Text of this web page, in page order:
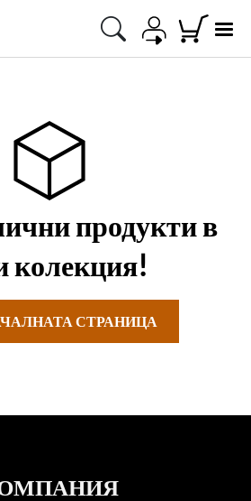
продукти в
колекция!
СТРАНИЦА